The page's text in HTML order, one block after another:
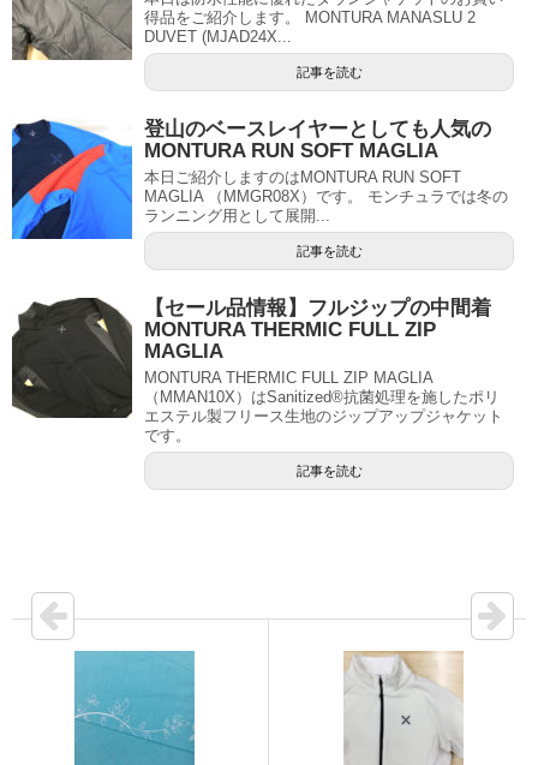
得品をご紹介します。 MONTURA MANASLU 2
DUVET (MJAD24X...
記事を読む
登山のベースレイヤーとしても人気の
MONTURA RUN SOFT MAGLIA
本日ご紹介しますのはMONTURA RUN SOFT
MAGLIA （MMGR08X）です。 モンチュラでは冬の
ランニング用として展開...
記事を読む
【セール品情報】フルジップの中間着
MONTURA THERMIC FULL ZIP
MAGLIA
MONTURA THERMIC FULL ZIP MAGLIA
（MMAN10X）はSanitized®抗菌処理を施したポリ
エステル製フリース生地のジップアップジャケット
です。
記事を読む